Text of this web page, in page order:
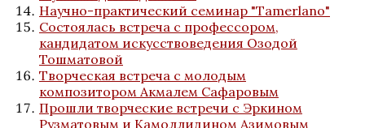
Научно-практический семинар "Tamerlano"
Состоялась встреча с профессором,
кандидатом искусствоведения Озодой
Тошматовой
Творческая встреча с молодым
композитором Акмалем Сафаровым
Прошли творческие встречи с Эркином
Рузматовым и Камоллидином Азимовым